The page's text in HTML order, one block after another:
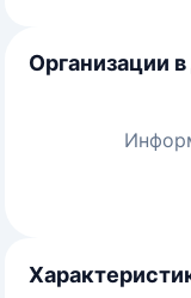
Организации